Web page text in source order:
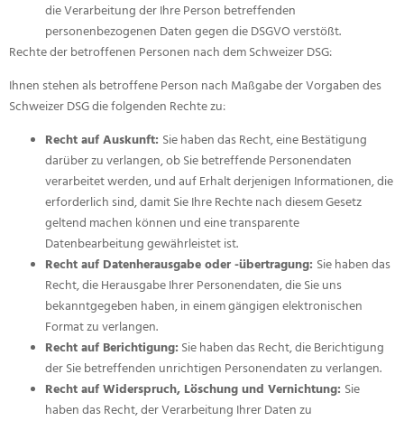
die Verarbeitung der Ihre Person betreffenden
personenbezogenen Daten gegen die DSGVO verstößt.
Rechte der betroffenen Personen nach dem Schweizer DSG:
Ihnen stehen als betroffene Person nach Maßgabe der Vorgaben des
Schweizer DSG die folgenden Rechte zu:
Recht auf Auskunft: Sie haben das Recht, eine Bestätigung
darüber zu verlangen, ob Sie betreffende Personendaten
verarbeitet werden, und auf Erhalt derjenigen Informationen, die
erforderlich sind, damit Sie Ihre Rechte nach diesem Gesetz
geltend machen können und eine transparente
Datenbearbeitung gewährleistet ist.
Recht auf Datenherausgabe oder -übertragung: Sie haben das
Recht, die Herausgabe Ihrer Personendaten, die Sie uns
bekanntgegeben haben, in einem gängigen elektronischen
Format zu verlangen.
Recht auf Berichtigung: Sie haben das Recht, die Berichtigung
der Sie betreffenden unrichtigen Personendaten zu verlangen.
Recht auf Widerspruch, Löschung und Vernichtung: Sie
haben das Recht, der Verarbeitung Ihrer Daten zu